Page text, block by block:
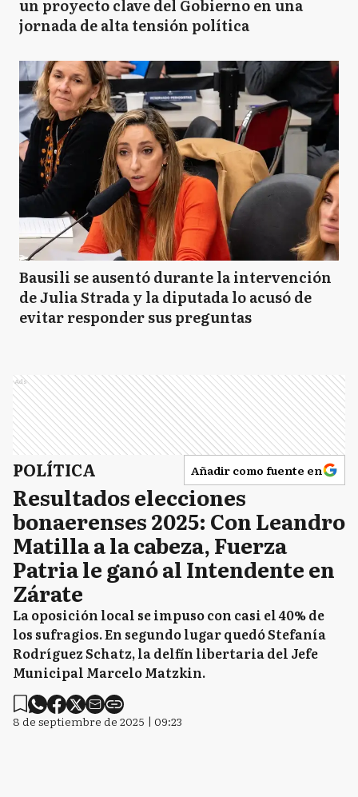
un proyecto clave del Gobierno en una
jornada de alta tensión política
Bausili se ausentó durante la intervención
de Julia Strada y la diputada lo acusó de
evitar responder sus preguntas
Ads
POLÍTICA Añadir como fuente en
Resultados elecciones
bonaerenses 2025: Con Leandro
Matilla a la cabeza, Fuerza
Patria le ganó al Intendente en
Zárate
La oposición local se impuso con casi el 40% de
los sufragios. En segundo lugar quedó Stefanía
Rodríguez Schatz, la delfín libertaria del Jefe
Municipal Marcelo Matzkin.
8 de septiembre de 2025 | 09:23